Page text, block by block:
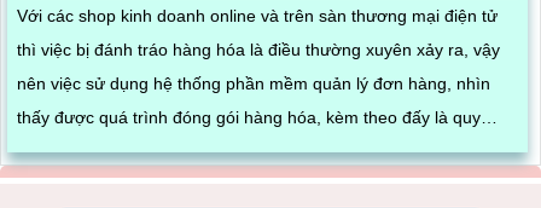
Với các shop kinh doanh online và trên sàn thương mại điện tử
thì việc bị đánh tráo hàng hóa là điều thường xuyên xảy ra, vậy
nên việc sử dụng hệ thống phần mềm quản lý đơn hàng, nhìn
thấy được quá trình đóng gói hàng hóa, kèm theo đấy là quy
trình đóng gói cũng được ghi lại một cách dễ dàng